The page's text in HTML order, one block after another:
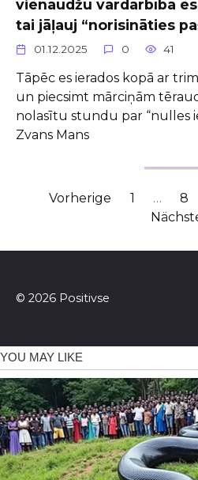
vienaudžu vardarbība
tai jāļauj “norisināties
01.12.2025 0 41
Tāpēc es ierados kopā ar
un piecsimt mārciņām
nolasītu stundu par “nulles
Zvans Mans
Seitennummerierung
Vorherige 1 … 8
© 2026 Positivse